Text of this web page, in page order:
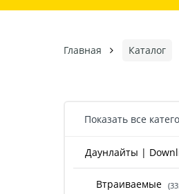
Главная Каталог
Показать все
Даунлайты |
Втраиваемые